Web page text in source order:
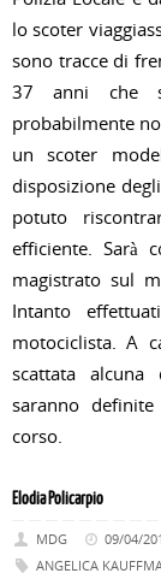
lo scoter
sono tracce di
37 anni che
probabilmente
un scoter
disposizione
potuto
efficiente. Sarà
magistrato sul
Intanto
motociclista. A
scattata alcuna
saranno
corso.
Elodia Policarpio
MDG 09/04/
ANGELICA